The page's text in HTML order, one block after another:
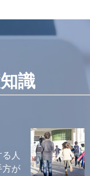
識
人
方が